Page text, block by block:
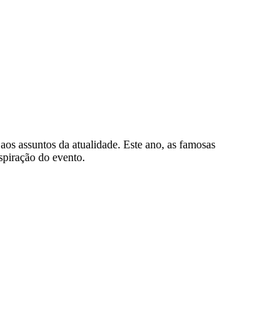
assuntos da atualidade. Este ano, as famosas
do evento.